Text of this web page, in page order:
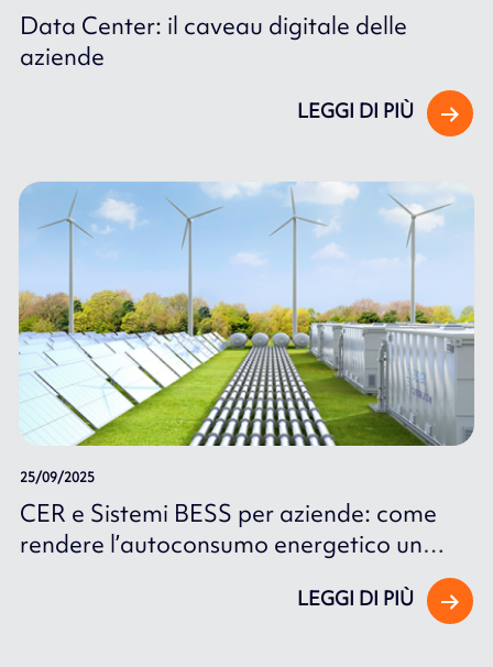
Data Center: il caveau digitale delle
aziende
LEGGI DI PIÙ
25/09/2025
CER e Sistemi BESS per aziende: come
rendere l’autoconsumo energetico un
LEGGI DI PIÙ